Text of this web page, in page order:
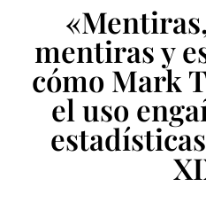
mentiras y
cómo Mark
el uso